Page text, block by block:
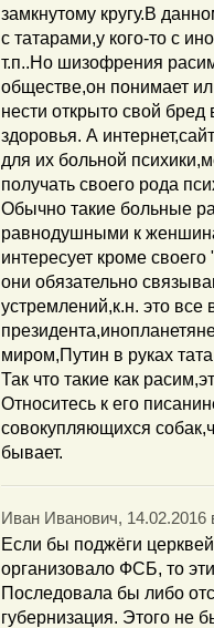
замкнутому кругу.В
с татарами,у кого-то с
т.п..Но шизофрения
обществе,он понимает
нести открыто свой
здоровья. А
для их больной
получать своего рода
Обычно такие больные
равнодушными к
интересует кроме
они обязательно
устремлений,к.н. это все
миром,Путин в руках
Так что такие как
Относитесь к его
совокупляющихся
бывает.
Иван Иванович, 14.02.2016
Если бы поджёги
организовало ФСБ, то
Последовала бы либо
губернизация. Этого не